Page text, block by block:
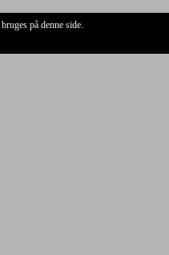
på denne side.